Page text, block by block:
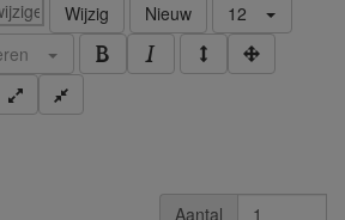
Wijzig Nieuw
12
Aantal